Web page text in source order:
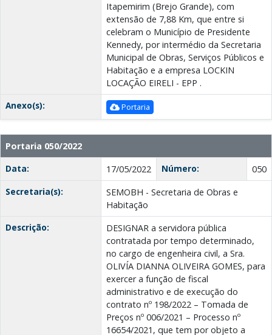
Itapemirim (Brejo Grande), com
extensão de 7,88 Km, que entre si
celebram o Município de Presidente
Kennedy, por intermédio da Secretaria
Municipal de Obras, Serviços Públicos e
Habitação e a empresa LOCKIN
LOCAÇÃO EIRELI - EPP .
Anexo(s):
Portaria
Portaria 050/2022
Data:
17/05/2022 Número:
050
Secretaria(s):
SEMOBH - Secretaria de Obras e
Habitação
Descrição:
DESIGNAR a servidora pública
contratada por tempo determinado,
no cargo de engenheira civil, a Sra.
OLIVÍA DIANNA OLIVEIRA GOMES, para
exercer a função de fiscal
administrativo e de execução do
contrato nº 198/2022 – Tomada de
Preços nº 006/2021 – Processo nº
16654/2021, que tem por objeto a